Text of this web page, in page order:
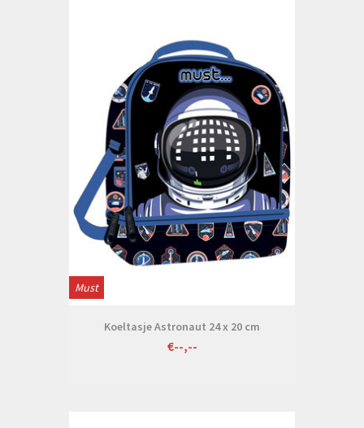
Must
Koeltasje Astronaut 24 x 20 cm
€--,--